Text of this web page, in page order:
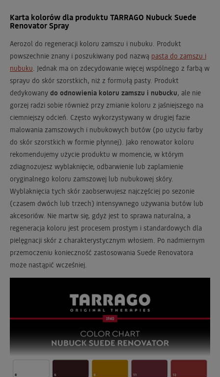
Karta kolorów dla produktu TARRAGO Nubuck Suede
Renovator Spray
Aerozol do regeneracji koloru zamszu i nubuku. Produkt
powszechnie znany i poszukiwany pod nazwą pasta do zamszu i
nubuku . Jednak ma on zdecydowanie więcej wspólnego z farbą w
sprayu do skór szorstkich, niż z formułą pasty. Produkt
dedykowany do odnowienia koloru zamszu i nubucku, ale nie
gorzej radzi sobie również przy zmianie koloru z jaśniejszego na
ciemniejszy odcień. Często wykorzystywany w drugiej fazie
malowania zamszowych i nubukowych butów (po użyciu farby
do skór szorstkich w formie płynnej). Jako renowator koloru
rekomendujemy użycie produktu w momencie, w którym
zdiagnozujesz wyblaknięcie, odbarwienie lub zaplamienie
oryginalnego koloru zamszowej lub nubukowej skóry.
Wyblaknięcia tych skór zaobserwujesz najczęściej po sezonie
(czasem dwóch lub trzech) intensywnego używania butów lub
akcesoriów. Nie martw się, gdyż jest to sprawa naturalna, a
regeneracja koloru jest procesem prostym i standardowych dla
pielęgnacji skór z charakterystycznym włosiem. Po nadmiernym
przemoczeniu konieczność zastosowania Suede Renovatora
może nastąpić wcześniej.